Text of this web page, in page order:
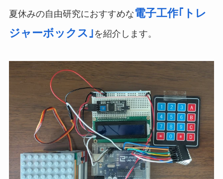
夏休みの自由研究におすすめな電子工作｢トレ
ジャーボックス｣ を紹介します。